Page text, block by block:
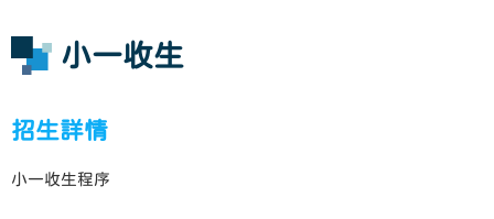
小一收生
招生詳情
小一收生程序